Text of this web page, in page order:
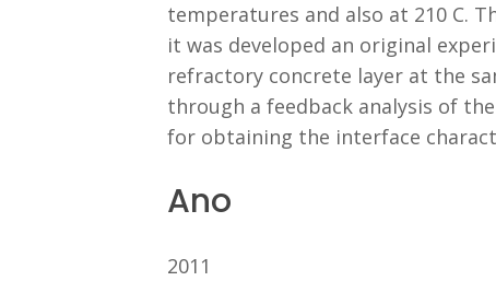
temperatures and also at 210 C.
it was developed an original
refractory concrete layer at the
through a feedback analysis of
for obtaining the interface
Ano
2011